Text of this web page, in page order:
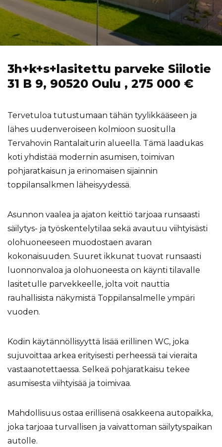
3h+k+s+lasitettu parveke Siilotie
31 B 9, 90520 Oulu , 275 000 €
Tervetuloa tutustumaan tähän tyylikkääseen ja
lähes uudenveroiseen kolmioon suositulla
Tervahovin Rantalaiturin alueella. Tämä laadukas
koti yhdistää modernin asumisen, toimivan
pohjaratkaisun ja erinomaisen sijainnin
toppilansalkmen läheisyydessä.
Asunnon vaalea ja ajaton keittiö tarjoaa runsaasti
säilytys- ja työskentelytilaa sekä avautuu viihtyisästi
olohuoneeseen muodostaen avaran
kokonaisuuden. Suuret ikkunat tuovat runsaasti
luonnonvaloa ja olohuoneesta on käynti tilavalle
lasitetulle parvekkeelle, jolta voit nauttia
rauhallisista näkymistä Toppilansalmelle ympäri
vuoden.
Kodin käytännöllisyyttä lisää erillinen WC, joka
sujuvoittaa arkea erityisesti perheessä tai vieraita
vastaanotettaessa. Selkeä pohjaratkaisu tekee
asumisesta viihtyisää ja toimivaa.
Mahdollisuus ostaa erillisenä osakkeena autopaikka,
joka tarjoaa turvallisen ja vaivattoman säilytyspaikan
autolle.